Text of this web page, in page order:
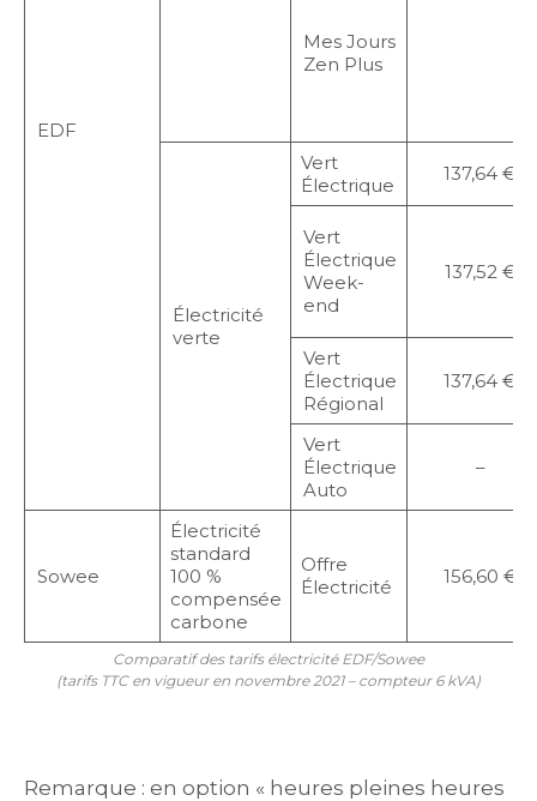
EDF
Mes Jours
Zen Plus
Électricité
verte
Vert
Électrique
137,64 €
Vert
Électrique
Week-
end
137,52 €
Vert
Électrique
Régional
137,64 €
Vert
Électrique
Auto
–
Sowee
Électricité
standard
100 %
compensée
carbone
Offre
Électricité
156,60 €
Comparatif des tarifs électricité EDF/Sowee
(tarifs TTC en vigueur en novembre 2021 – compteur 6 kVA)
Remarque : en option « heures pleines heures